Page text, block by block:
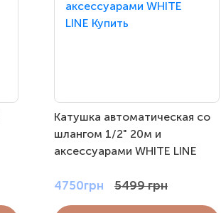
Катушка автоматическая со
шлангом 1/2" 20м и
аксессуарами WHITE LINE
4750грн 5499 грн